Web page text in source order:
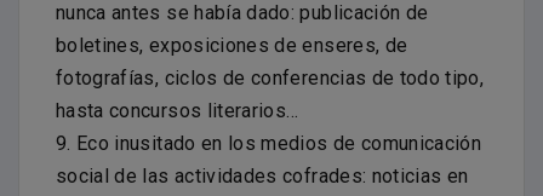
nunca antes se había dado: publicación de
boletines, exposiciones de enseres, de
fotografías, ciclos de conferencias de todo tipo,
hasta concursos literarios…
9. Eco inusitado en los medios de comunicación
social de las actividades cofrades: noticias en